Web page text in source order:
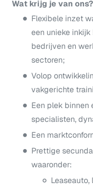
Wat krijg je van ons?
Flexibele inzet
een unieke
bedrijven en
sectoren;
Volop
vakgerichte
Een plek binnen
specialisten,
Een
Prettige
waaronder: